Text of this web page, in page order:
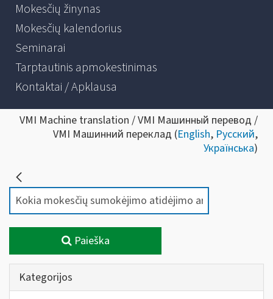
Mokesčių žinynas
Mokesčių kalendorius
Seminarai
Tarptautinis apmokestinimas
Kontaktai / Apklausa
VMI Machine translation / VMI Машинный перевод /
VMI Машинний переклад (English, Русский,
Українська)
Paieška
Kategorijos